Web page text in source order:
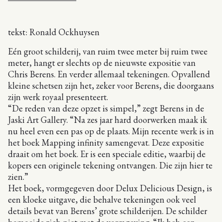
tekst: Ronald Ockhuysen
Eén groot schilderij, van ruim twee meter bij ruim twee
meter, hangt er slechts op de nieuwste expositie van
Chris Berens. En verder allemaal tekeningen. Opvallend
kleine schetsen zijn het, zeker voor Berens, die doorgaans
zijn werk royaal presenteert.
“De reden van deze opzet is simpel,” zegt Berens in de
Jaski Art Gallery. “Na zes jaar hard doorwerken maak ik
nu heel even een pas op de plaats. Mijn recente werk is in
het boek Mapping infinity samengevat. Deze expositie
draait om het boek. Er is een speciale editie, waarbij de
kopers een originele tekening ontvangen. Die zijn hier te
zien.”
Het boek, vormgegeven door Delux Delicious Design, is
een kloeke uitgave, die behalve tekeningen ook veel
details bevat van Berens’ grote schilderijen. De schilder